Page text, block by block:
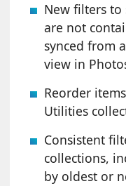
New filters
are not
synced from
view in
Reorder
Utilities
Consistent
collections,
by oldest or